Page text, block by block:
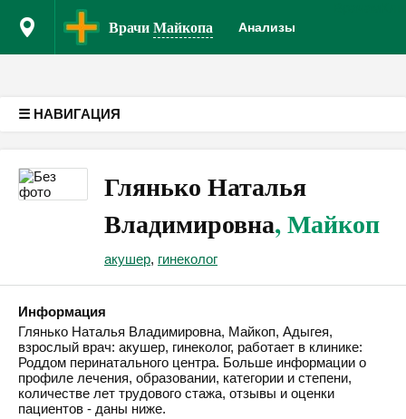
ВрачиМайкопа Анализы
☰ НАВИГАЦИЯ
Глянько Наталья
Владимировна, Майкоп
акушер, гинеколог
Информация
Глянько Наталья Владимировна, Майкоп, Адыгея,
взрослый врач: акушер, гинеколог, работает в клинике:
Роддом перинатального центра. Больше информации о
профиле лечения, образовании, категории и степени,
количестве лет трудового стажа, отзывы и оценки
пациентов - даны ниже.